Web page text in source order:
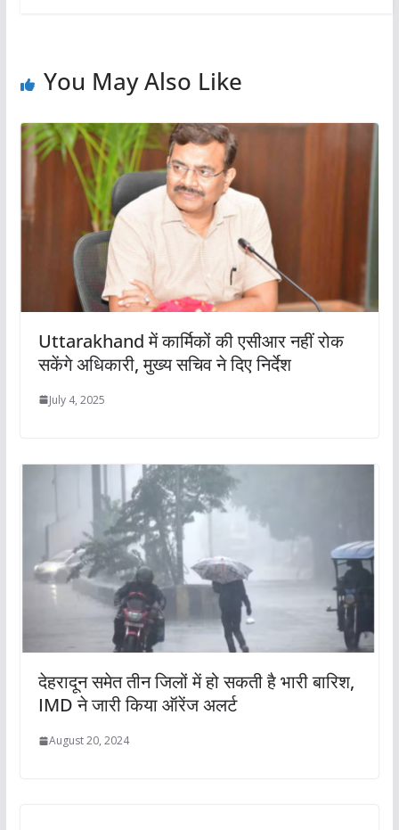
You May Also Like
Uttarakhand में कार्मिकों की एसीआर नहीं रोक
सकेंगे अधिकारी, मुख्य सचिव ने दिए निर्देश
July 4, 2025
देहरादून समेत तीन जिलों में हो सकती है भारी बारिश,
IMD ने जारी किया ऑरेंज अलर्ट
August 20, 2024